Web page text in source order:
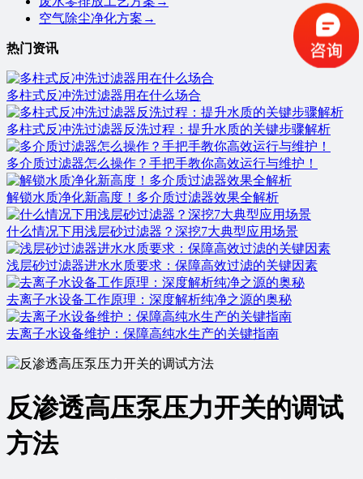
空气除尘净化方案 →
热门资讯
多柱式反冲洗过滤器用在什么场合
多柱式反冲洗过滤器反洗过程：提升水质的关键步骤解析
多介质过滤器怎么操作？手把手教你高效运行与维护！
​解锁水质净化新高度！多介质过滤器效果全解析
什么情况下用浅层砂过滤器？深挖7大典型应用场景
浅层砂过滤器进水水质要求：保障高效过滤的关键因素
去离子水设备工作原理：深度解析纯净之源的奥秘
去离子水设备维护：保障高纯水生产的关键指南
反渗透高压泵压力开关的调试
方法